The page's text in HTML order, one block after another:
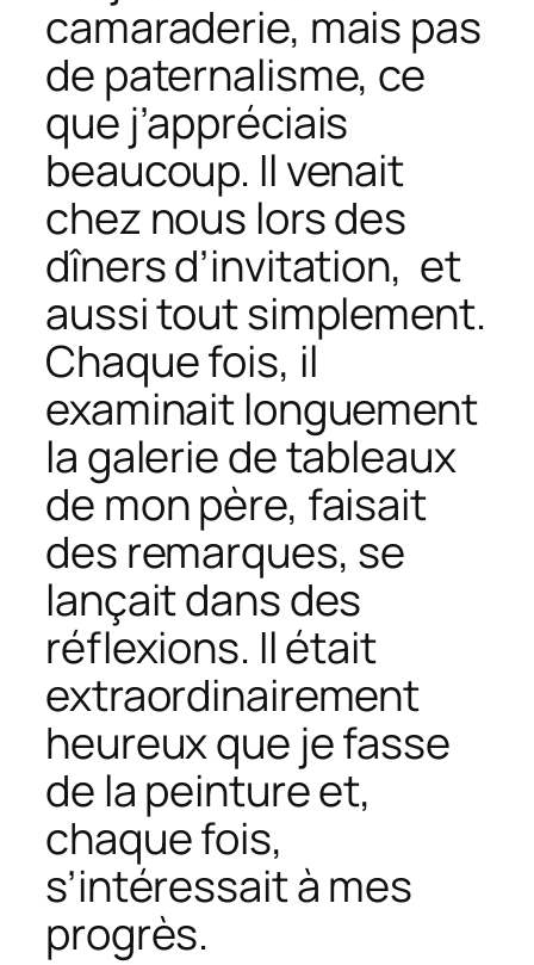
camaraderie, mais pas
de paternalisme, ce
que j’appréciais
beaucoup. Il venait
chez nous lors des
dîners d’invitation, et
aussi tout simplement.
Chaque fois, il
examinait longuement
la galerie de tableaux
de mon père, faisait
des remarques, se
lançait dans des
réflexions. Il était
extraordinairement
heureux que je fasse
de la peinture et,
chaque fois,
s’intéressait à mes
progrès.